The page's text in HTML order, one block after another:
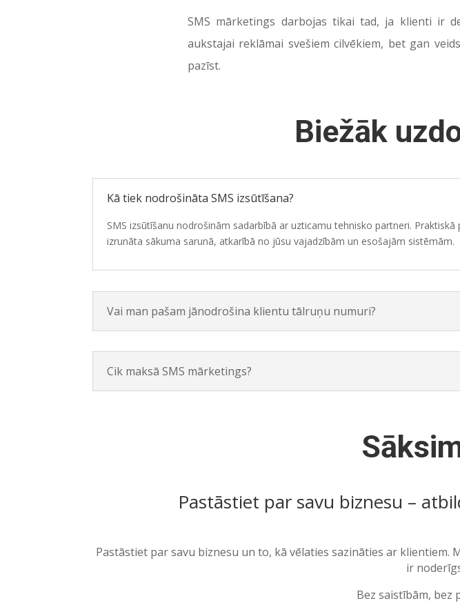
SMS mārketings darbojas tikai tad, ja klienti ir
aukstajai reklāmai svešiem cilvēkiem, bet gan
pazīst.
Biežāk
Kā tiek nodrošināta SMS izsūtīšana?
SMS izsūtīšanu nodrošinām sadarbībā ar uzticamu tehnisko partneri.
izrunāta sākuma sarunā, atkarībā no jūsu vajadzībām un esošajām sistēmām.
Vai man pašam jānodrošina klientu tālruņu numuri?
Cik maksā SMS mārketings?
Pastāstiet par savu biznesu –
Pastāstiet par savu biznesu un to, kā vēlaties sazināties ar
ir
Bez saistībām, bez